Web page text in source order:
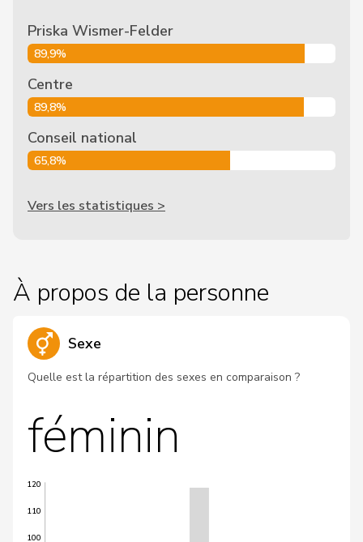
Priska Wismer-Felder
89,9%
Centre
89,8%
Conseil national
65,8%
Vers les statistiques >
À propos de la personne
Sexe
Quelle est la répartition des sexes en comparaison ?
féminin
100
110
120